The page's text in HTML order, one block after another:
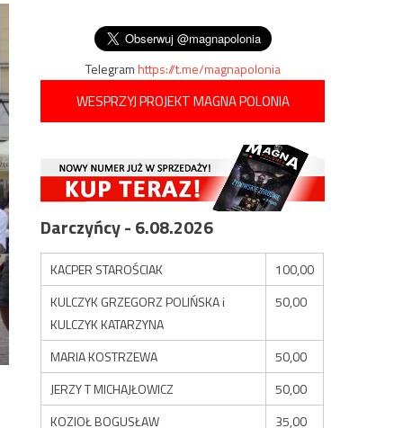
Telegramhttps://t.me/magnapolonia
WESPRZYJ PROJEKT MAGNA POLONIA
Darczyńcy - 6.08.2026
KACPER STAROŚCIAK
100,00
KULCZYK GRZEGORZ POLIŃSKA i
KULCZYK KATARZYNA
50,00
MARIA KOSTRZEWA
50,00
JERZY T MICHAJŁOWICZ
50,00
KOZIOŁ BOGUSŁAW
35,00